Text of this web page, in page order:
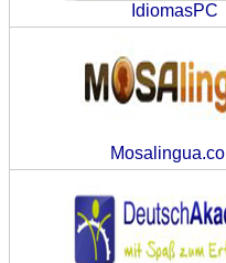
IdiomasPC